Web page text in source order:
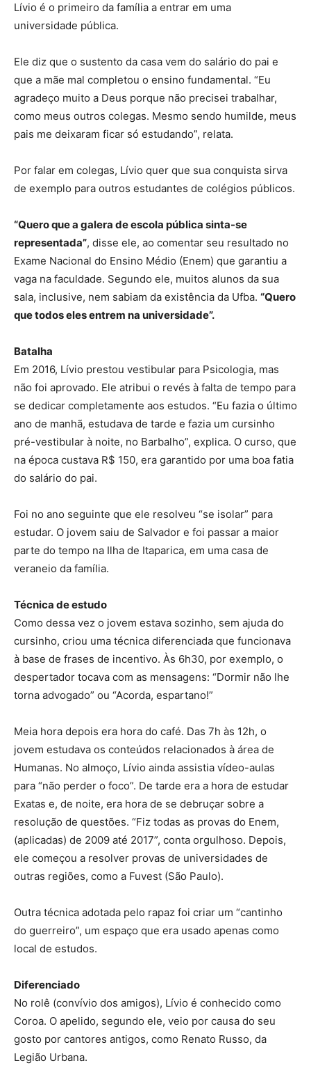
Lívio é o primeiro da família a entrar em uma
universidade pública.
Ele diz que o sustento da casa vem do salário do pai e
que a mãe mal completou o ensino fundamental. “Eu
agradeço muito a Deus porque não precisei trabalhar,
como meus outros colegas. Mesmo sendo humilde, meus
pais me deixaram ficar só estudando”, relata.
Por falar em colegas, Lívio quer que sua conquista sirva
de exemplo para outros estudantes de colégios públicos.
“Quero que a galera de escola pública sinta-se
representada”, disse ele, ao comentar seu resultado no
Exame Nacional do Ensino Médio (Enem) que garantiu a
vaga na faculdade. Segundo ele, muitos alunos da sua
sala, inclusive, nem sabiam da existência da Ufba. “Quero
que todos eles entrem na universidade”.
Batalha
Em 2016, Lívio prestou vestibular para Psicologia, mas
não foi aprovado. Ele atribui o revés à falta de tempo para
se dedicar completamente aos estudos. “Eu fazia o último
ano de manhã, estudava de tarde e fazia um cursinho
pré-vestibular à noite, no Barbalho”, explica. O curso, que
na época custava R$ 150, era garantido por uma boa fatia
do salário do pai.
Foi no ano seguinte que ele resolveu “se isolar” para
estudar. O jovem saiu de Salvador e foi passar a maior
parte do tempo na Ilha de Itaparica, em uma casa de
veraneio da família.
Técnica de estudo
Como dessa vez o jovem estava sozinho, sem ajuda do
cursinho, criou uma técnica diferenciada que funcionava
à base de frases de incentivo. Às 6h30, por exemplo, o
despertador tocava com as mensagens: “Dormir não lhe
torna advogado” ou “Acorda, espartano!”
Meia hora depois era hora do café. Das 7h às 12h, o
jovem estudava os conteúdos relacionados à área de
Humanas. No almoço, Lívio ainda assistia vídeo-aulas
para “não perder o foco”. De tarde era a hora de estudar
Exatas e, de noite, era hora de se debruçar sobre a
resolução de questões. “Fiz todas as provas do Enem,
(aplicadas) de 2009 até 2017”, conta orgulhoso. Depois,
ele começou a resolver provas de universidades de
outras regiões, como a Fuvest (São Paulo).
Outra técnica adotada pelo rapaz foi criar um “cantinho
do guerreiro”, um espaço que era usado apenas como
local de estudos.
Diferenciado
No rolê (convívio dos amigos), Lívio é conhecido como
Coroa. O apelido, segundo ele, veio por causa do seu
gosto por cantores antigos, como Renato Russo, da
Legião Urbana.